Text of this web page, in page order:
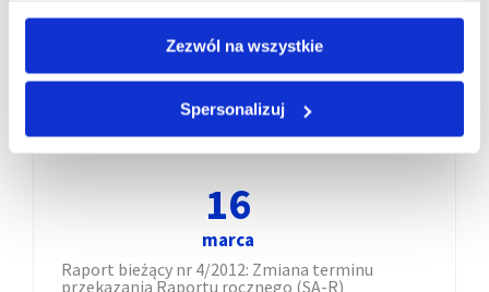
Zezwól na wszystkie
Spersonalizuj
marca
Raport bieżący nr 5/2012: Informacja o
16
marca
Raport bieżący nr 4/2012: Zmiana terminu
przekazania Raportu rocznego (SA-R)